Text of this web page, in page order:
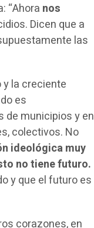
“Ahora nos
Dicen que a
las
la creciente
es
de municipios y en
colectivos. No
ideológica muy
no tiene futuro.
y que el futuro es
corazones, en